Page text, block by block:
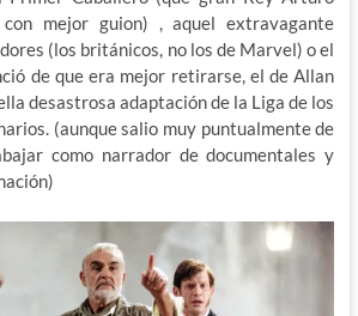
mejor guion) , aquel extravagante
(los británicos, no los de Marvel) o el
de que era mejor retirarse, el de Allan
desastrosa adaptación de la Liga de los
(aunque salio muy puntualmente de
como narrador de documentales y